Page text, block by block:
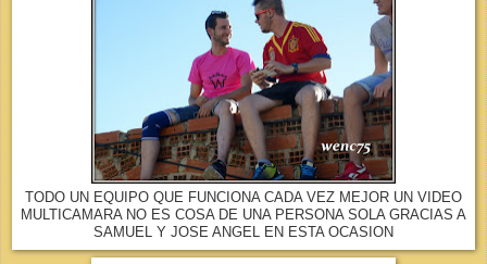
TODO UN EQUIPO QUE FUNCIONA CADA VEZ MEJOR UN VIDEO
MULTICAMARA NO ES COSA DE UNA PERSONA SOLA GRACIAS A
SAMUEL Y JOSE ANGEL EN ESTA OCASION